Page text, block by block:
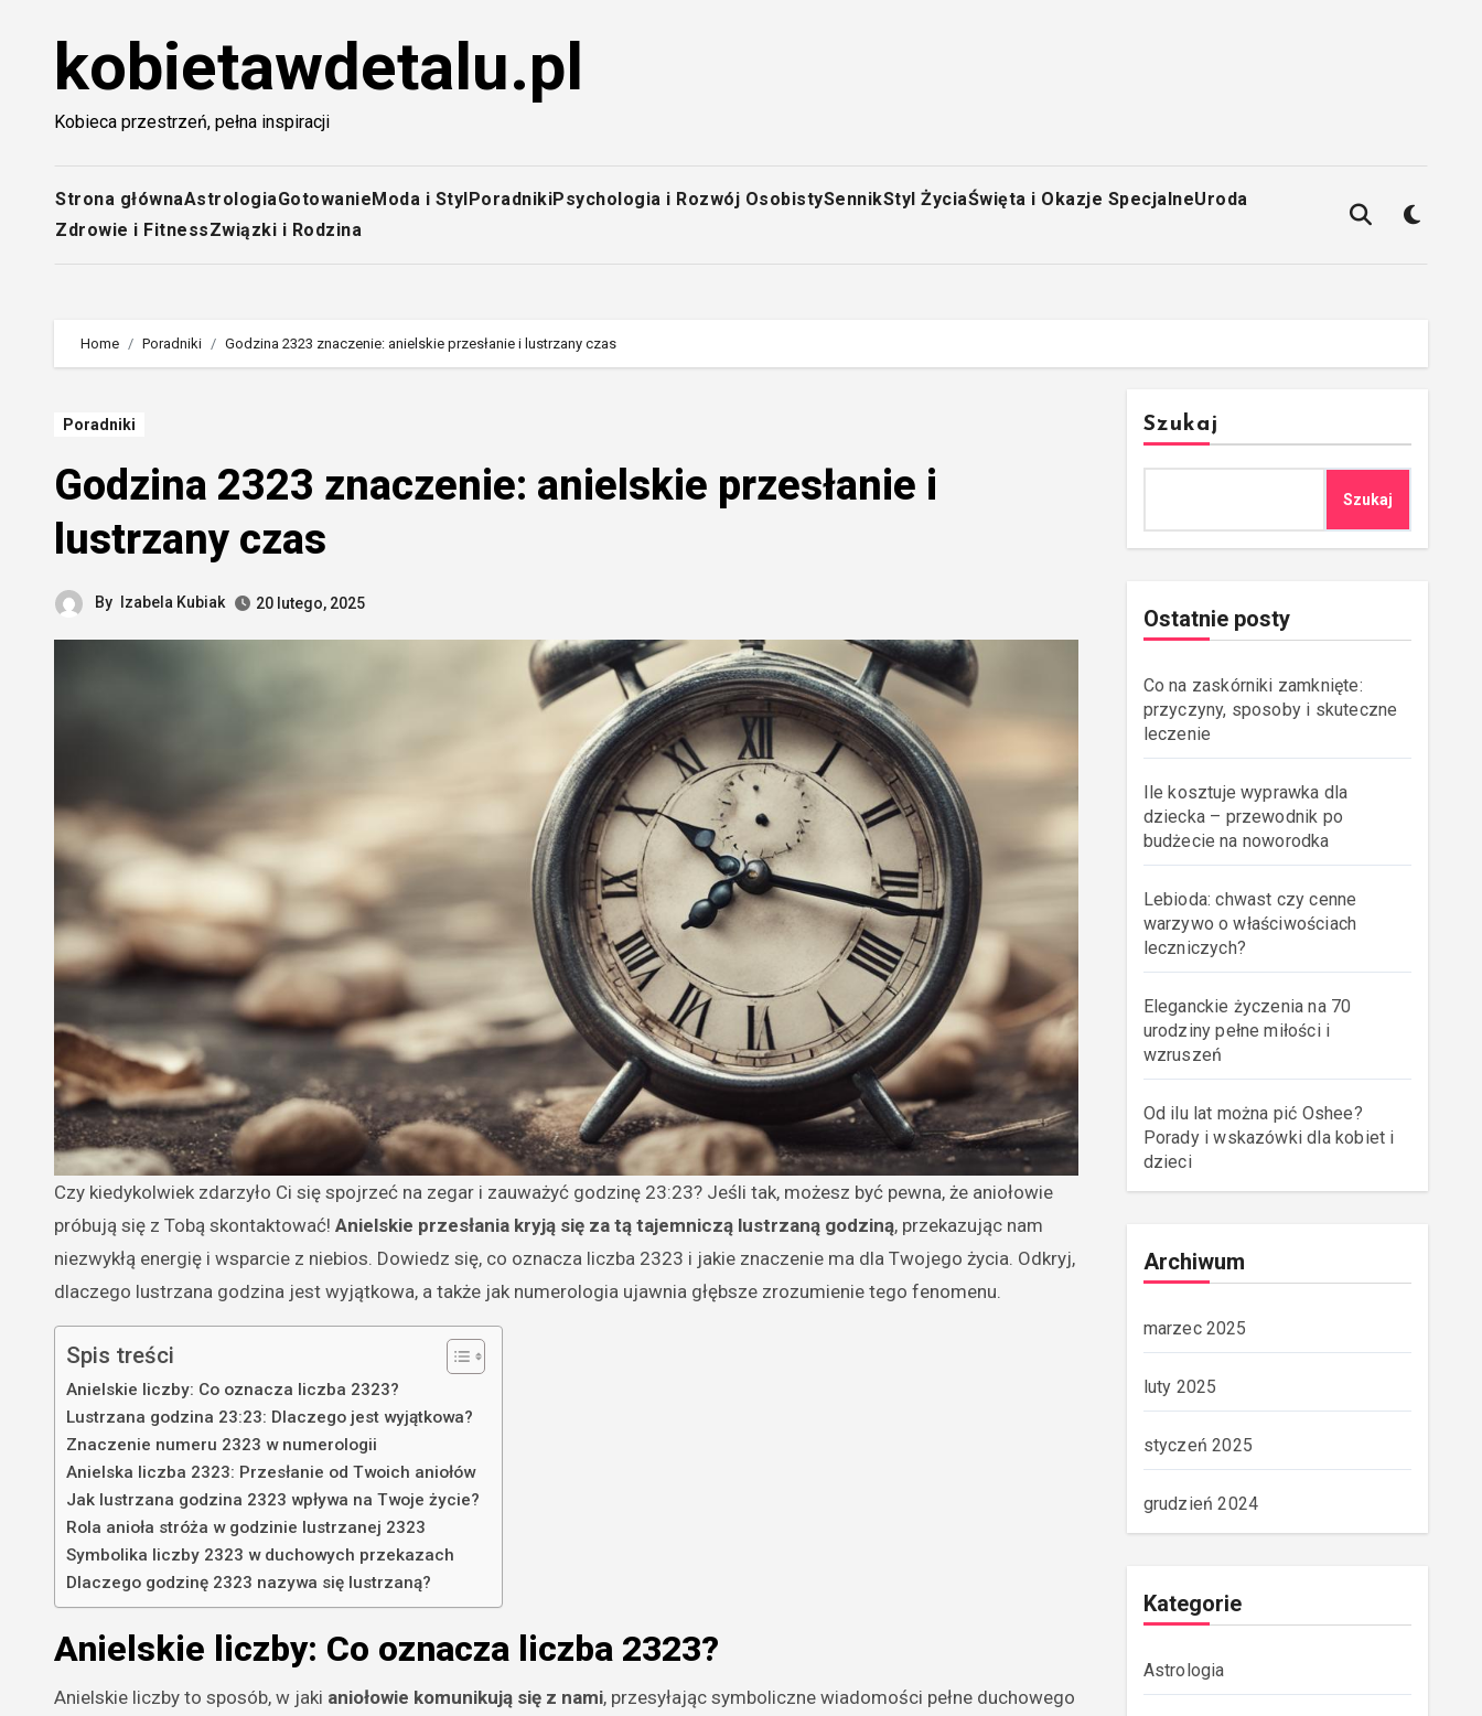
kobietawdetalu.pl
Kobieca przestrzeń, pełna inspiracji
Strona głównaAstrologiaGotowanieModa i StylPoradnikiPsychologia i Rozwój OsobistySennikStyl ŻyciaŚwięta i Okazje SpecjalneUroda
Zdrowie i FitnessZwiązki i Rodzina
Home Poradniki Godzina 2323 znaczenie: anielskie przesłanie i lustrzany czas
Poradniki
Godzina 2323 znaczenie: anielskie przesłanie i
lustrzany czas
By Izabela Kubiak 20 lutego, 2025
Czy kiedykolwiek zdarzyło Ci się spojrzeć na zegar i zauważyć godzinę 23:23? Jeśli tak, możesz być pewna, że aniołowie
próbują się z Tobą skontaktować! Anielskie przesłania kryją się za tą tajemniczą lustrzaną godziną, przekazując nam
niezwykłą energię i wsparcie z niebios. Dowiedz się, co oznacza liczba 2323 i jakie znaczenie ma dla Twojego życia. Odkryj,
dlaczego lustrzana godzina jest wyjątkowa, a także jak numerologia ujawnia głębsze zrozumienie tego fenomenu.
Spis treści
Anielskie liczby: Co oznacza liczba 2323?
Lustrzana godzina 23:23: Dlaczego jest wyjątkowa?
Znaczenie numeru 2323 w numerologii
Anielska liczba 2323: Przesłanie od Twoich aniołów
Jak lustrzana godzina 2323 wpływa na Twoje życie?
Rola anioła stróża w godzinie lustrzanej 2323
Symbolika liczby 2323 w duchowych przekazach
Dlaczego godzinę 2323 nazywa się lustrzaną?
Anielskie liczby: Co oznacza liczba 2323?
Anielskie liczby to sposób, w jaki aniołowie komunikują się z nami, przesyłając symboliczne wiadomości pełne duchowego
Szukaj
Szukaj
Ostatnie posty
Co na zaskórniki zamknięte:
przyczyny, sposoby i skuteczne
leczenie
Ile kosztuje wyprawka dla
dziecka – przewodnik po
budżecie na noworodka
Lebioda: chwast czy cenne
warzywo o właściwościach
leczniczych?
Eleganckie życzenia na 70
urodziny pełne miłości i
wzruszeń
Od ilu lat można pić Oshee?
Porady i wskazówki dla kobiet i
dzieci
Archiwum
marzec 2025
luty 2025
styczeń 2025
grudzień 2024
Kategorie
Astrologia